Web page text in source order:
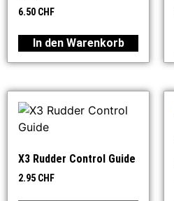
6.50 CHF
In den Warenkorb
X3 Rudder Control Guide
2.95 CHF